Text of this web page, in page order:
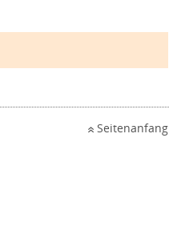
Seitenanfang